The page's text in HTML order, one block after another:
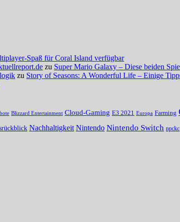
Spaß für Coral Island verfügbar
zu Super Mario Galaxy – Diese beiden
zu Story of Seasons: A Wonderful Life – Einige
Blizzard Entertainment Cloud-Gaming E3 2021 Europa Farming
Nachhaltigkeit Nintendo Nintendo Switch npckc